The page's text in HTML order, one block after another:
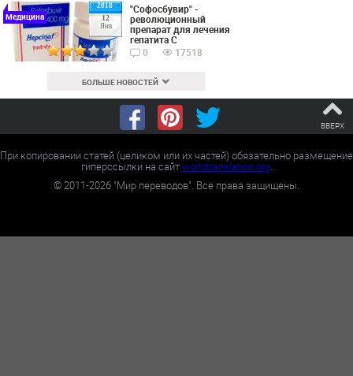
2018
12
Янв
Медицина
"Софосбувир" -
революционный
препарат для лечения
гепатита С
0
17518
БОЛЬШЕ НОВОСТЕЙ
ВВЕРХ
При копировании статей (целиком или их частей) обязательно размещение
гиперссылки на сайтworldtranslation.org.
©2011-2026 "Мир переводов". Все права защищены.